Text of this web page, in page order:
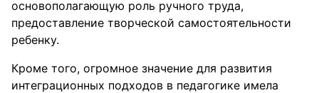
основополагающую роль ручного труда,
предоставление творческой самостоятельности
ребенку.
Кроме того, огромное значение для развития
интеграционных подходов в педагогике имела